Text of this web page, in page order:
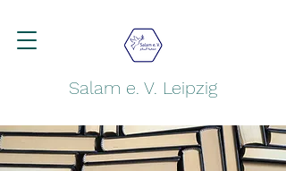
Salam e. V. Leipzig